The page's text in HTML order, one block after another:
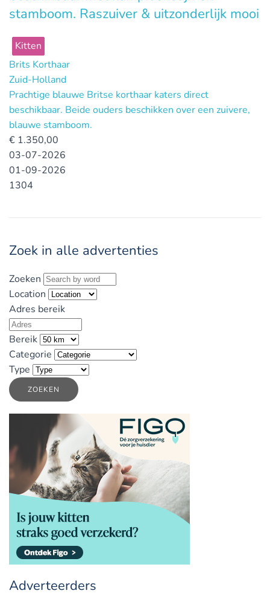
stamboom. Raszuiver & uitzonderlijk mooi
Kitten
Brits Korthaar
Zuid-Holland
Prachtige blauwe Britse korthaar katers direct
beschikbaar. Beide ouders beschikken over een zuivere,
blauwe stamboom.
€ 1.350,00
03-07-2026
01-09-2026
1304
Zoek in alle advertenties
Zoeken
Location
Adres bereik
Bereik
Categorie
Type
ZOEKEN
Adverteerders